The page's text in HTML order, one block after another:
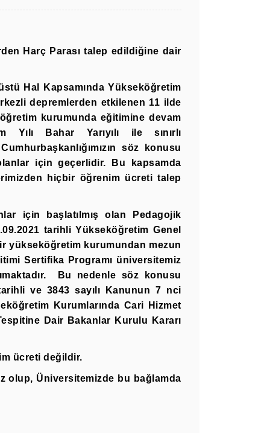
Harç Parası talep edildiğine dair
Hal Kapsamında Yükseköğretim
depremlerden etkilenen 11 ilde
kurumunda eğitimine devam
Yılı Bahar Yarıyılı ile sınırlı
söz konusu
için geçerlidir. Bu kapsamda
hiçbir öğrenim ücreti talep
için başlatılmış olan Pedagojik
tarihli Yükseköğretim Genel
yükseköğretim kurumundan mezun
Sertifika Programı üniversitemiz
Bu nedenle söz konusu
ve 3843 sayılı Kanunun 7 nci
Kurumlarında Cari Hizmet
Dair Bakanlar Kurulu Kararı
ücreti değildir.
olup, Üniversitemizde bu bağlamda